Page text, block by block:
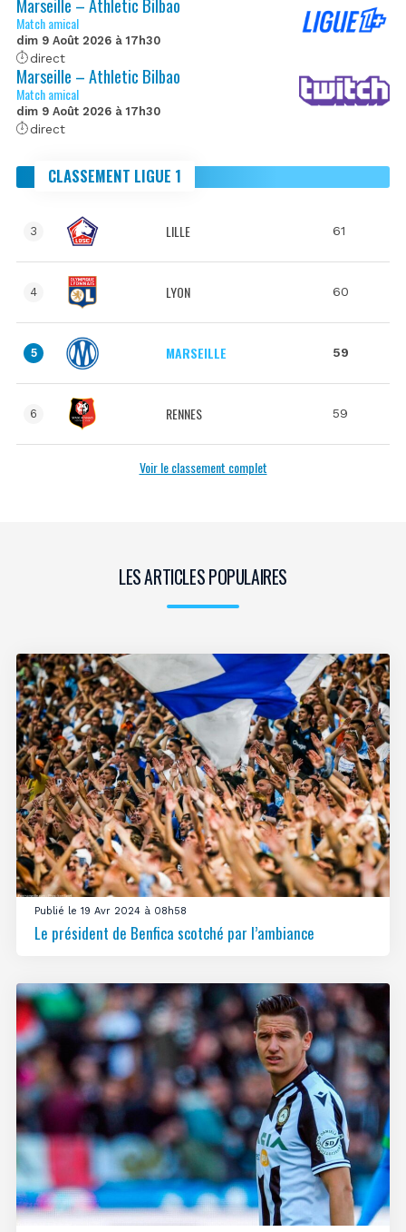
Match amical
dim 9 Août 2026 à 17h30
direct
Marseille – Athletic Bilbao
Match amical
dim 9 Août 2026 à 17h30
direct
CLASSEMENT LIGUE 1
3 LILLE 61
4 LYON 60
5 MARSEILLE 59
6 RENNES 59
Voir le classement complet
LES ARTICLES POPULAIRES
Publié le 19 Avr 2024 à 08h58
Le président de Benfica scotché par l’ambiance